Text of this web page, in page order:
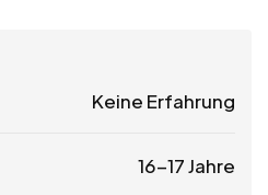
Keine Erfahrung
16-17 Jahre